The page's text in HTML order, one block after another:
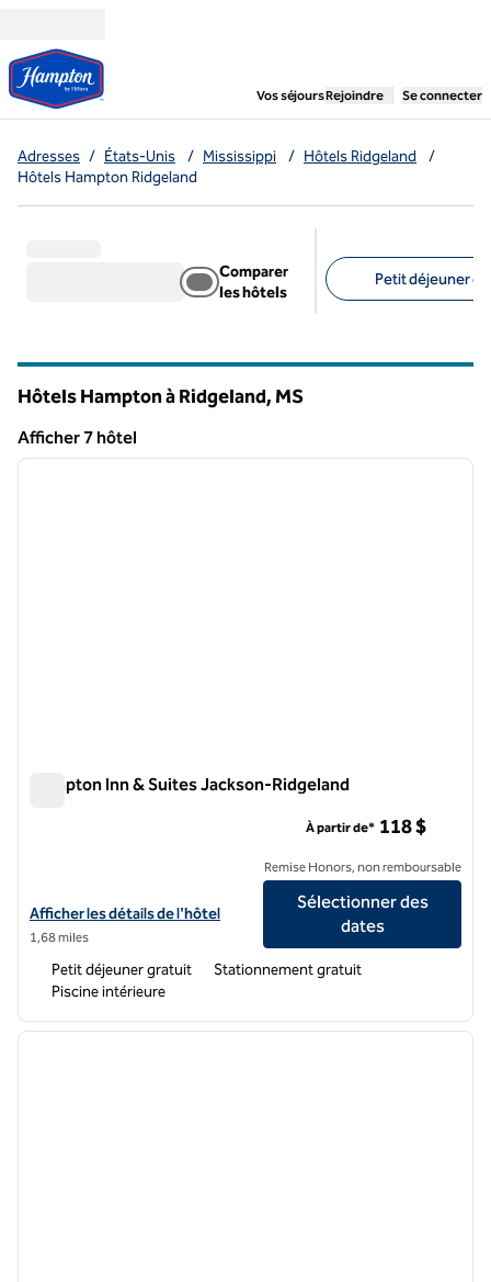
Vos séjours,ouvre un nouvel
Rejoindre Se connecter
Adresses / États-Unis / Mississippi / Hôtels Ridgeland
/
Hôtels Hampton Ridgeland
Comparer
les hôtels
Petit déjeuner
Hôtels Hampton à Ridgeland, MS
Afficher 7 hôtel
Afficher 7 hôtel
1 sur 12
Hampton Inn & Suites Jackson-Ridgeland
Afficher les détails de l'hôtel Hampton Inn & Suites Jackson-
Afficher les détails de l'hôtel
1,68 miles
À partir de* 118 $
Remise Honors, non remboursable
Sélectionner des
dates
Petit déjeuner gratuit
Stationnement gratuit
Piscine intérieure
1 sur 12